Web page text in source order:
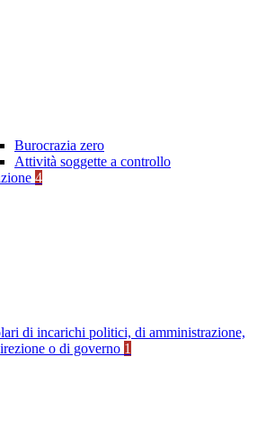
Burocrazia zero
Attività soggette a controllo
4
di incarichi politici, di amministrazione,
o di governo 1